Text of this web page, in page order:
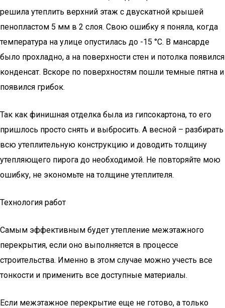
решила утеплить верхний этаж с двускатной крышей
пенопластом 5 мм в 2 слоя. Свою ошибку я поняла, когда
температура на улице опустилась до -15 °C. В мансарде
было прохладно, а на поверхности стен и потолка появился
конденсат. Вскоре по поверхностям пошли темные пятна и
появился грибок.
Так как финишная отделка была из гипсокартона, то его
пришлось просто снять и выбросить. А весной – разбирать
всю утеплительную конструкцию и доводить толщину
утепляющего пирога до необходимой. Не повторяйте мою
ошибку, не экономьте на толщине утеплителя.
Технология работ
Самым эффективным будет утепление межэтажного
перекрытия, если оно выполняется в процессе
строительства. Именно в этом случае можно учесть все
тонкости и применить все доступные материалы.
Если межэтажное перекрытие еще не готово, а только